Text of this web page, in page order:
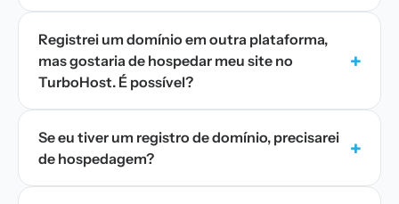
Registrei um domínio em outra plataforma,
mas gostaria de hospedar meu site no
TurboHost. É possível?
+
Se eu tiver um registro de domínio, precisarei
de hospedagem?
+